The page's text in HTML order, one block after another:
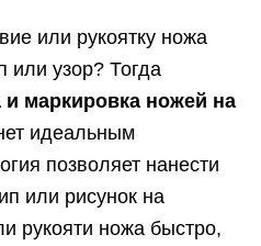
или рукоятку ножа
или узор? Тогда
и маркировка ножей на
идеальным
позволяет нанести
или рисунок на
рукояти ножа быстро,